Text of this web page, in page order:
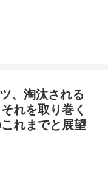
、淘汰される
れを取り巻く
れまでと展望